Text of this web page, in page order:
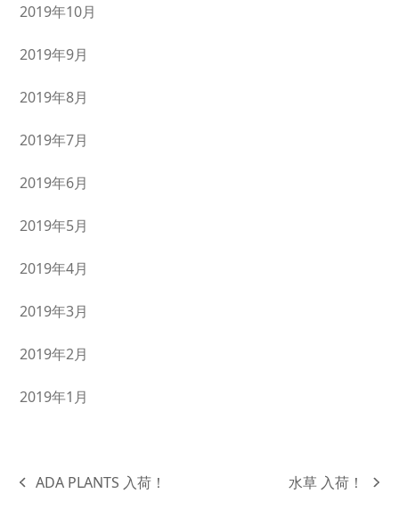
2019年10月
2019年9月
2019年8月
2019年7月
2019年6月
2019年5月
2019年4月
2019年3月
2019年2月
2019年1月
previous
ADA PLANTS 入荷！
next
水草 入荷！